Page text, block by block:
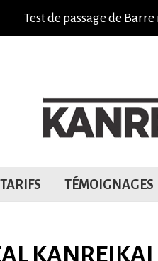
Test de passage de
TARIFS TÉMOIGNAGES
KANREIKAI